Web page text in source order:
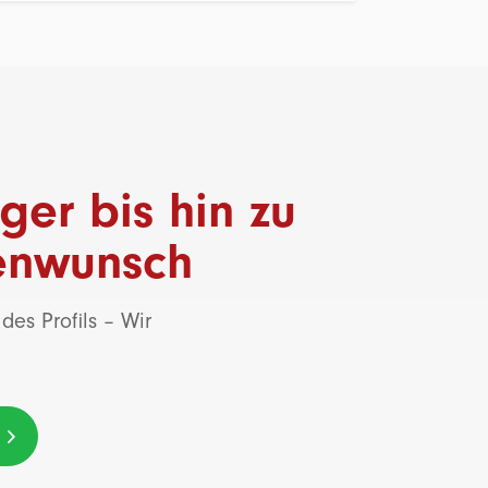
bis hin zu
Profils – Wir